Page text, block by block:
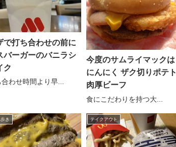
で打ち合わせの前に
バーガーのバニラシ
ク
わせ時間より早...
今度のサムライマックは
にんにく ザク切りポテト
肉厚ビーフ
食にこだわりを持つ大...
き テイクアウト